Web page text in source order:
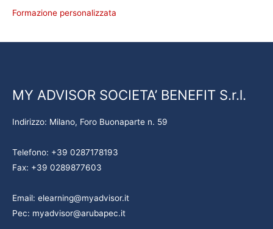
Formazione personalizzata
MY ADVISOR SOCIETA’ BENEFIT S.r.l.
Indirizzo: Milano, Foro Buonaparte n. 59
Telefono: +39 0287178193
Fax: +39 0289877603
Email: elearning@myadvisor.it
Pec: myadvisor@arubapec.it